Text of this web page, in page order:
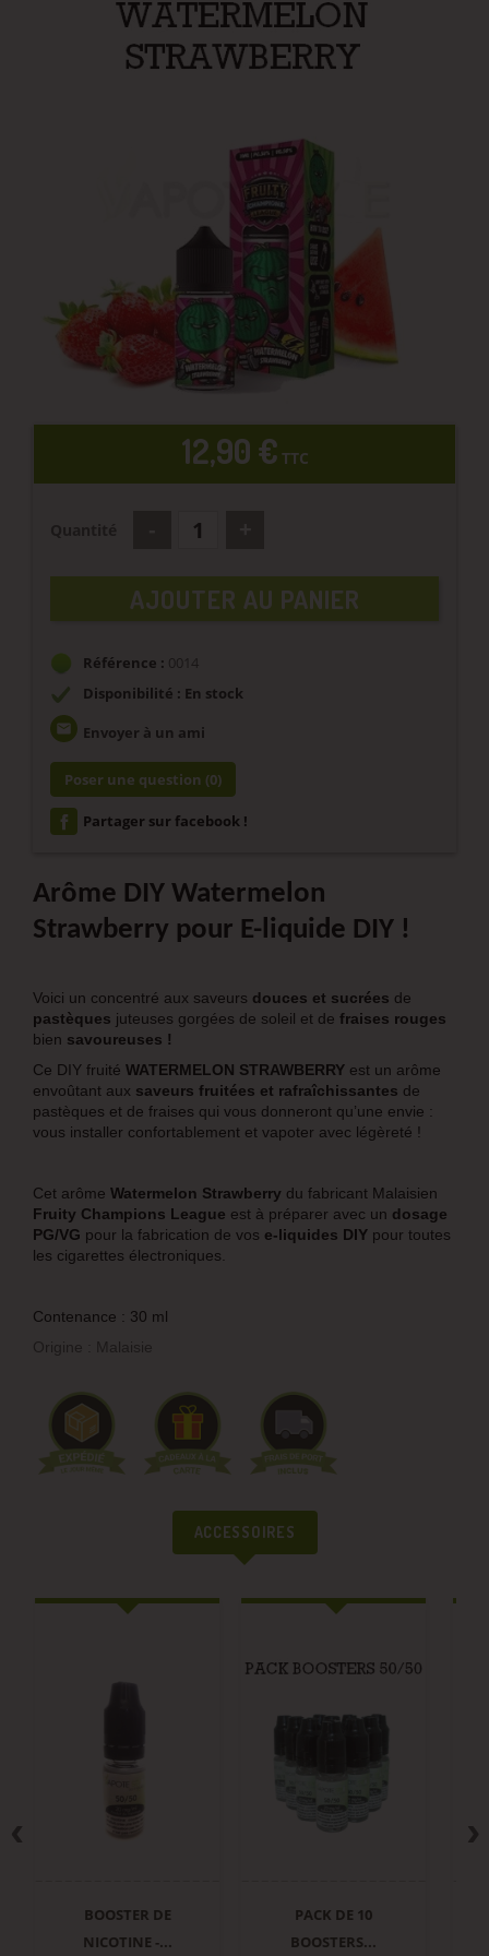
12,90 € TTC
AJOUTER AU PANIER
Référence :
0014
Disponibilité : En stock
email Envoyer à un ami
Poser une question (0)
Partager sur facebook !
Arôme DIY Watermelon
Strawberry pour E-liquide DIY !
Voici un concentré aux saveurs douces et sucrées de
pastèques juteuses gorgées de soleil et de fraises rouges
bien savoureuses !
Ce DIY fruité WATERMELON STRAWBERRY est un arôme
envoûtant aux saveurs fruitées et rafraîchissantes de
pastèques et de fraises qui vous donneront qu’une envie :
vous installer confortablement et vapoter avec légèreté !
Cet arôme Watermelon Strawberry du fabricant Malaisien
Fruity Champions League est à préparer avec un dosage
PG/VG pour la fabrication de vos e-liquides DIY pour toutes
les cigarettes électroniques.
Contenance : 30 ml
Origine : Malaisie
ACCESSOIRES
BOOSTER DE
NICOTINE -...
PACK DE 10
BOOSTERS...